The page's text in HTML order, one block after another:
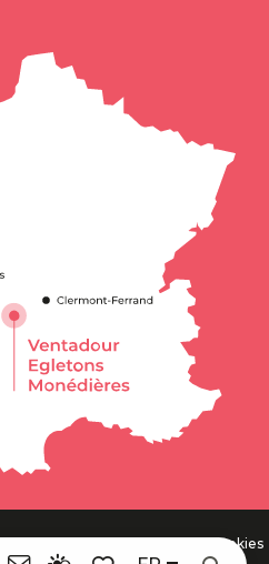
confidentialité - Gestion des cookies